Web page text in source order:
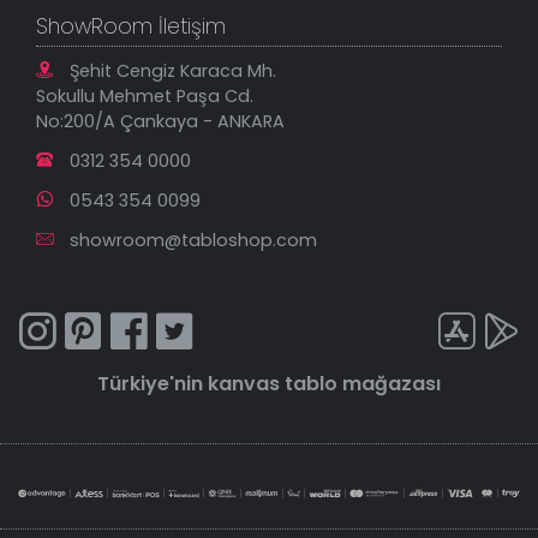
ShowRoom İletişim
Şehit Cengiz Karaca Mh.
Sokullu Mehmet Paşa Cd.
No:200/A Çankaya - ANKARA
0312 354 0000
0543 354 0099
showroom@tabloshop.com
Türkiye'nin kanvas tablo mağazası